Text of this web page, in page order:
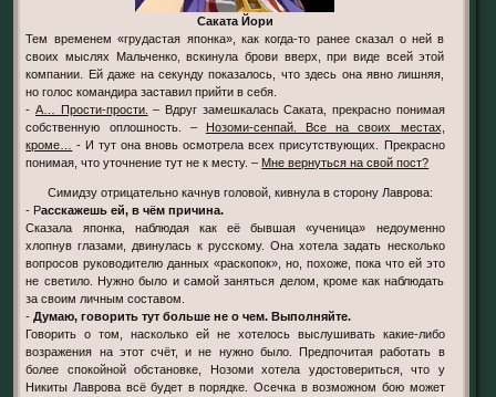
Саката Йори
Тем временем «грудастая японка», как когда-то ранее сказал о ней в
своих мыслях Мальченко, вскинула брови вверх, при виде всей этой
компании. Ей даже на секунду показалось, что здесь она явно лишняя,
но голос командира заставил прийти в себя.
- А… Прости-прости. – Вдруг замешкалась Саката, прекрасно понимая
собственную оплошность. – Нозоми-сенпай. Все на своих местах,
кроме…
- И тут она вновь осмотрела всех присутствующих. Прекрасно
понимая, что уточнение тут не к месту. – Мне вернуться на свой пост?
Симидзу отрицательно качнув головой, кивнула в сторону Лаврова:
- Расскажешь ей, в чём причина.
Сказала японка, наблюдая как её бывшая «ученица» недоуменно
хлопнув глазами, двинулась к русскому. Она хотела задать несколько
вопросов руководителю данных «раскопок», но, похоже, пока что ей это
не светило. Нужно было и самой заняться делом, кроме как наблюдать
за своим личным составом.
- Думаю, говорить тут больше не о чем. Выполняйте.
Говорить о том, насколько ей не хотелось выслушивать какие-либо
возражения на этот счёт, и не нужно было. Предпочитая работать в
более спокойной обстановке, Нозоми хотела удостовериться, что у
Никиты Лаврова всё будет в порядке. Осечка в возможном бою может